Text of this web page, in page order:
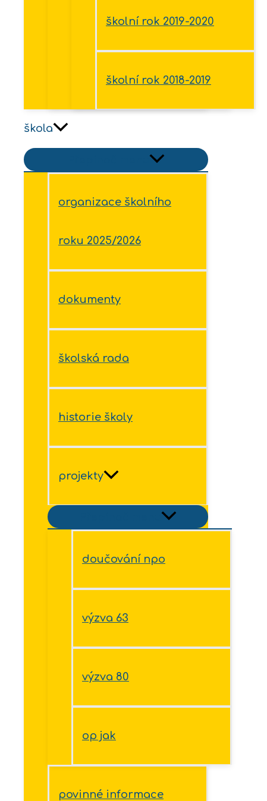
školní rok 2019-2020
školní rok 2018-2019
škola
organizace školního
roku 2025/2026
dokumenty
školská rada
historie školy
projekty
doučování npo
výzva 63
výzva 80
op jak
povinné informace